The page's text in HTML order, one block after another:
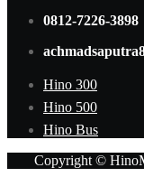
0812-7226-3898
Hino 300
Hino 500
Hino Bus
Copyright ©